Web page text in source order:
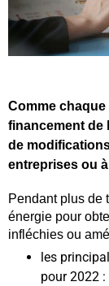
Comme
financement de
de
entreprises ou
Pendant plus de
énergie pour
infléchies ou
les
pour 2022